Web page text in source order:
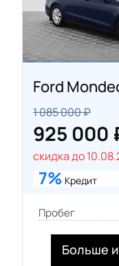
Ford
1 085 000 ₽
925 000
скидка до
7% Кредит
Пробег
Больше